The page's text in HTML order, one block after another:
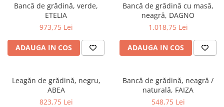
Mese bucatarie /dining
Mobilier/seturi de bucatarie
Scaune bucatarie
Scaune din lemn
Comode
Comode lux-ultramoderne
Bancă de grădină, verde,
ETELIA
973,75 Lei
ADAUGA IN COS
Bancă de grădină cu masă,
neagră, DAGNO
1.018,75 Lei
ADAUGA IN COS
Leagăn de grădină, negru,
ABEA
823,75 Lei
Bancă de grădină, neagră /
naturală, FAIZA
548,75 Lei